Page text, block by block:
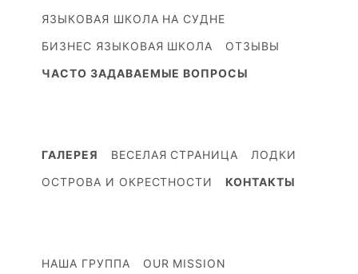
ЯЗЫКОВАЯ ШКОЛА НА СУДНЕ
БИЗНЕС ЯЗЫКОВАЯ ШКОЛА
ОТЗЫВЫ
ЧАСТО ЗАДАВАЕМЫЕ ВОПРОСЫ
ГАЛЕРЕЯ ВЕСЕЛАЯ СТРАНИЦА
ЛОДКИ
ОСТРОВА И ОКРЕСТНОСТИ
КОНТАКТЫ
НАША ГРУППА OUR MISSION